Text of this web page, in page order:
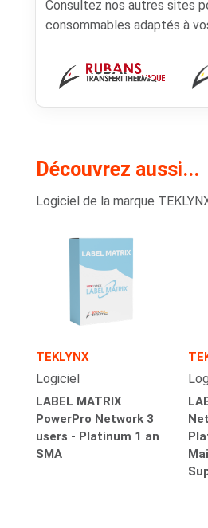
Consultez nos autres sites
consommables adaptés à
Découvrez aussi...
Logiciel de la marque
TEKLYNX
Logiciel
LABEL MATRIX
PowerPro Network 3
users - Platinum 1 an
SMA